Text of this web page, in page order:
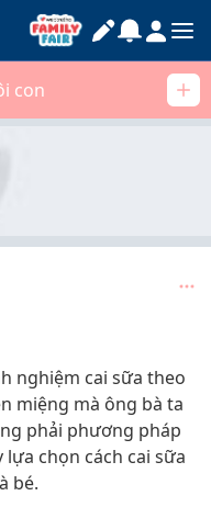
con
nghiệm cai sữa theo
miệng mà ông bà ta
phải phương pháp
chọn cách cai sữa
bé.